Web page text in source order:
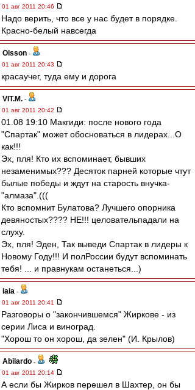
01 авг 2011 20:46
Надо верить, что все у нас будет в порядке.
Красно-белый навсегда
Olsson -
01 авг 2011 20:43
красаучег, туда ему и дорога
VIT.M. -
01 авг 2011 20:42
01.08 19:10 Макгиди: после нового года
"Спартак" может обосноваться в лидерах...О
как!!!
Эх, пля! Кто их вспоминает, бывших
незаменимых??? Десяток парней которые чтут
былые победы и ждут на старость внучка-
"алмаза".(((
Кто вспомнит Булатова? Лучшего опорника
девяностых???? НЕ!!! целовательпадали на
слуху.
Эх, пля! Эден, Так выведи Спартак в лидеры к
Новому Году!!! И полРоссии будут вспоминать
тебя! ... и правнукам останеться...)
iaia -
01 авг 2011 20:41
Разговоры о "закончившемся" Жиркове - из
серии Лиса и виноград.
"Хорош то он хорош, да зелен" (И. Крылов)
Abilardo -
01 авг 2011 20:14
А если бы Жирков перешел в Шахтер, он бы